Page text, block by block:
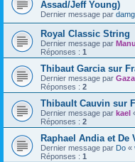
Assad/Jeff Young)
Dernier message par
Royal Classic String
Dernier message par
Réponses : 1
Thibaut Garcia sur
Dernier message par
Réponses : 2
Thibault Cauvin sur
Dernier message par kael
Réponses : 2
Raphael Andia et De
Dernier message par Do «
Réponses : 1